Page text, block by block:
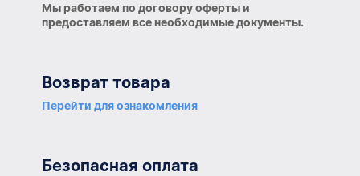
Мы работаем по договору оферты и
предоставляем все необходимые документы.
Возврат товара
Перейти для ознакомления
Безопасная оплата